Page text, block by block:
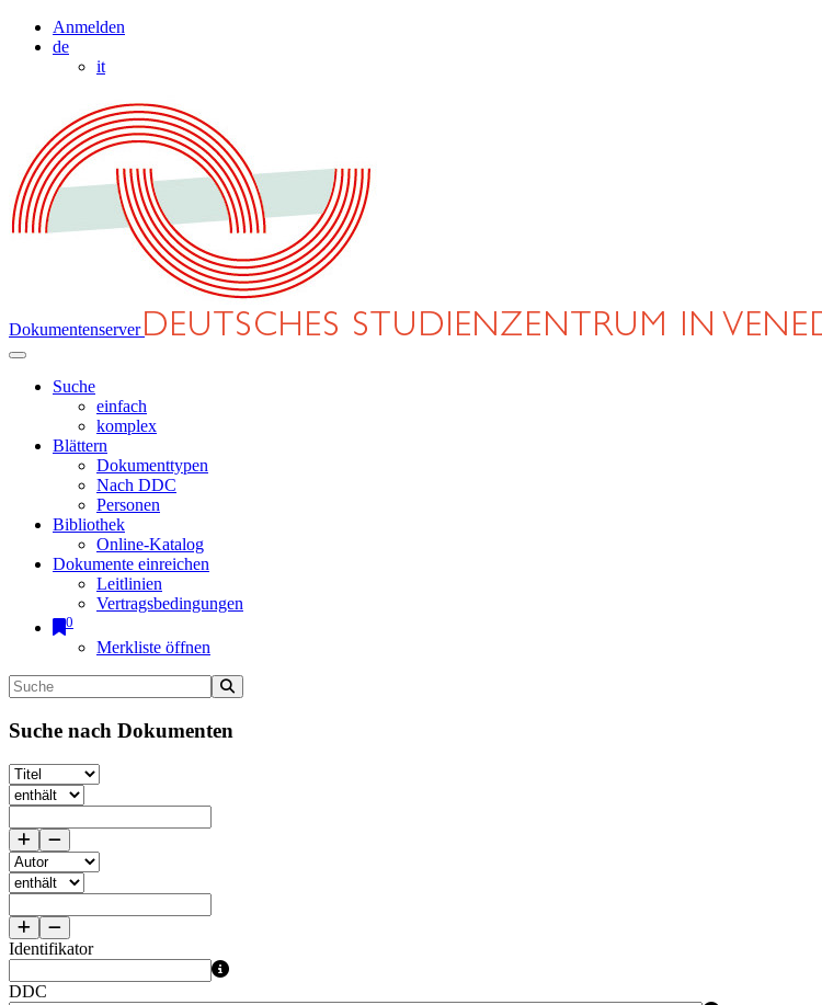
Anmelden
de
it
Dokumentenserver
Suche
einfach
komplex
Blättern
Dokumenttypen
Nach DDC
Personen
Bibliothek
Online-Katalog
Dokumente einreichen
Leitlinien
Vertragsbedingungen
0
Merkliste öffnen
Suche nach Dokumenten
Identifikator
DDC